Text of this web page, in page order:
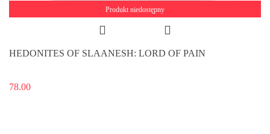
Produkt niedostępny
HEDONITES OF SLAANESH: LORD OF PAIN
78.00